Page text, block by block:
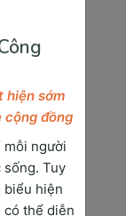
thai tuần
tuần thứ tư,
đổi sinh lý
Các dấu
bao gồm:
đau tức
những dấu
hiện sớm
cộng đồng
mỗi người
sống. Tuy
biểu hiện
thể diễn